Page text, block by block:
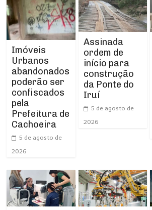
Imóveis
Urbanos
abandonados
poderão ser
confiscados
pela
Prefeitura de
Cachoeira
5 de agosto de
2026
Assinada
ordem de
início para
construção
da Ponte do
Iruí
5 de agosto de
2026